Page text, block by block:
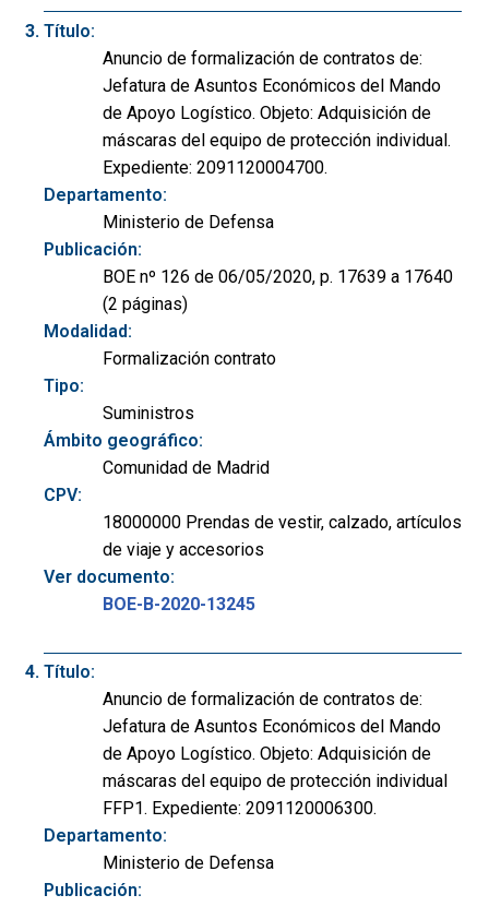
Título:
Anuncio de formalización de contratos de:
Jefatura de Asuntos Económicos del Mando
de Apoyo Logístico. Objeto: Adquisición de
máscaras del equipo de protección individual.
Expediente: 2091120004700.
Departamento:
Ministerio de Defensa
Publicación:
BOE nº 126 de 06/05/2020, p. 17639 a 17640
(2 páginas)
Modalidad:
Formalización contrato
Tipo:
Suministros
Ámbito geográfico:
Comunidad de Madrid
CPV:
18000000 Prendas de vestir, calzado, artículos
de viaje y accesorios
Ver documento:
BOE-B-2020-13245
Título:
Anuncio de formalización de contratos de:
Jefatura de Asuntos Económicos del Mando
de Apoyo Logístico. Objeto: Adquisición de
máscaras del equipo de protección individual
FFP1. Expediente: 2091120006300.
Departamento:
Ministerio de Defensa
Publicación: